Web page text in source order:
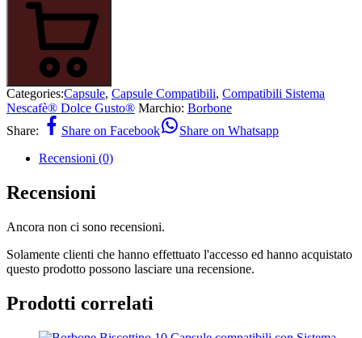
Categories:Capsule, Capsule Compatibili, Compatibili Sistema
Nescafè® Dolce Gusto® Marchio: Borbone
Share:
Share on Facebook
Share on Whatsapp
Recensioni (0)
Recensioni
Ancora non ci sono recensioni.
Solamente clienti che hanno effettuato l'accesso ed hanno acquistato
questo prodotto possono lasciare una recensione.
Prodotti correlati